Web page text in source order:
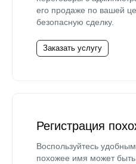
его продаже по вашей
безопасную сделку.
Заказать услугу
Регистрация
Воспользуйтесь
похожее имя может